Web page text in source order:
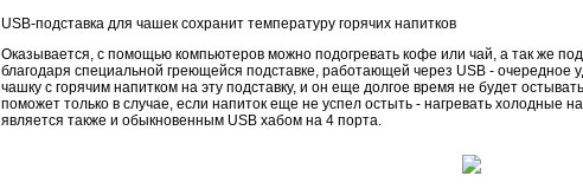
USB-подставка для чашек сохранит температуру горячих напитков
Оказывается, с помощью компьютеров можно подогревать кофе или чай, а так же
благодаря специальной греющейся подставке, работающей через USB - очередное
чашку с горячим напитком на эту подставку, и он еще долгое время не будет
поможет только в случае, если напиток еще не успел остыть - нагревать холодные
является также и обыкновенным USB хабом на 4 порта.